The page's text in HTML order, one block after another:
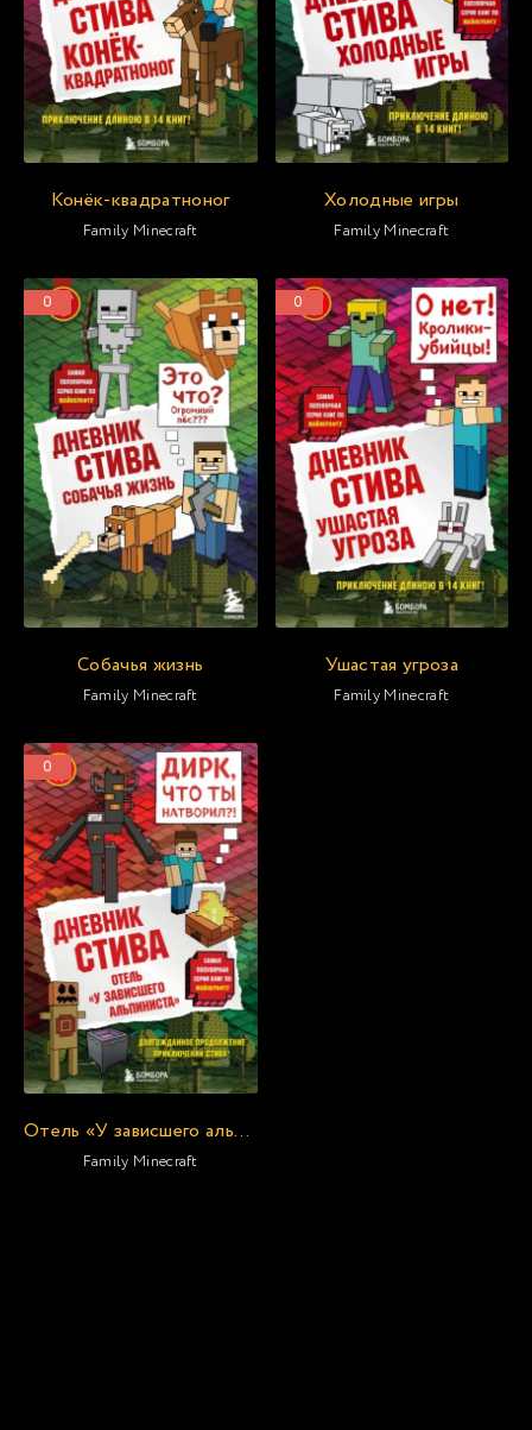
Конёк-квадратноног
Family Minecraft
Холодные игры
Family Minecraft
0
Собачья жизнь
Family Minecraft
0
Ушастая угроза
Family Minecraft
0
Отель «У зависшего альпиниста»
Family Minecraft